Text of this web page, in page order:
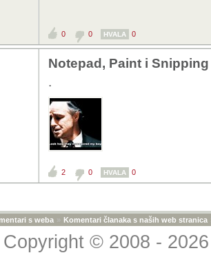
0 0 HVALA 0
Notepad, Paint i
.
2 0 HVALA 0
s weba » Komentari članaka s naših web stranica
Copyright © 2008 -